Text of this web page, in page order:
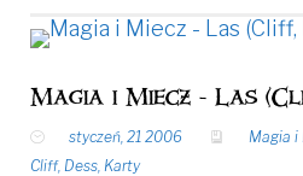
Magia i Miecz - Las
styczeń, 21 2006
Magia i
Cliff, Dess, Karty